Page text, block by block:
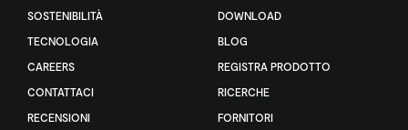
SOSTENIBILITÀ
TECNOLOGIA
CAREERS
CONTATTACI
RECENSIONI
DOWNLOAD
BLOG
REGISTRA PRODOTTO
RICERCHE
FORNITORI